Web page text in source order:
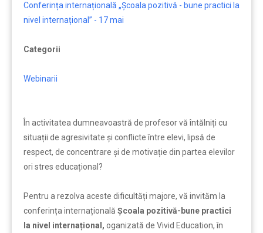
Conferința internațională „Școala pozitivă - bune practici la
nivel internațional” - 17 mai
Categorii
Webinarii
În activitatea dumneavoastră de profesor vă întălniți cu
situații de agresivitate și conflicte între elevi, lipsă de
respect, de concentrare și de motivație din partea elevilor
ori stres educațional?
Pentru a rezolva aceste dificultăți majore, vă invităm la
conferința internațională Școala pozitivă-bune practici
la nivel internațional, oganizată de Vivid Education, în